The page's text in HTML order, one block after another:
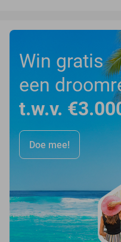
Win gratis
een
t.w.v.
Doe mee!